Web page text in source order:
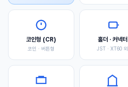
코인형 (CR)
코인 · 버튼형
홀더 · 커넥터
JST · XT60 외